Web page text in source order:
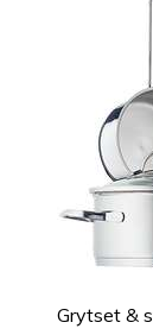
Grytset &